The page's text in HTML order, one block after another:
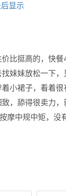
显示
比挺高的，快
妹妹放松一下
小裙子，看着
，舔得很卖力
摩中规中矩，没